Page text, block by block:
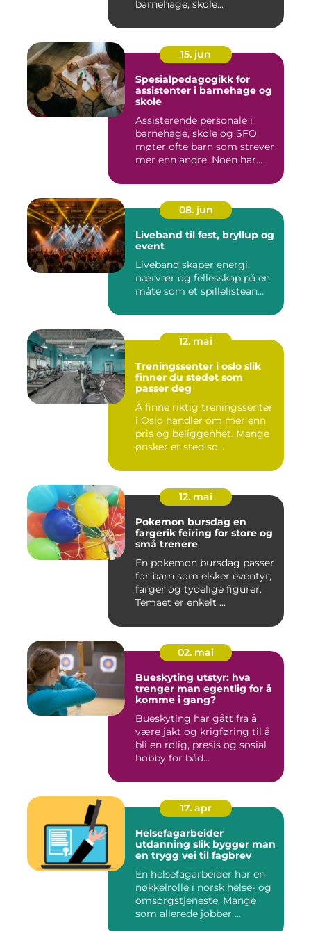
barnehage, skole...
15. jun
Spesialpedagogikk for
assistenter i barnehage og
skole
Assisterende personale i
barnehage, skole og SFO
møter ofte barn som strever
mer enn andre. Noen har...
08. jun
Liveband til fest, bryllup og
event
Liveband skaper energi,
nærvær og fellesskap på en
måte som et spillelistean...
12. mai
Treningssenter i oslo slik
finner du stedet som
passer deg
Å finne riktig treningssenter
i Oslo handler om mer enn
pris og beliggenhet. Mange
ønsker et sted so...
12. mai
Pokemon bursdag en
fargerik feiring for store og
små trenere
En pokemon bursdag passer
for barn som elsker eventyr,
farger og tydelige figurer.
Temaet er enkelt ...
02. mai
Bueskyting utstyr: hva
trenger man egentlig for å
komme i gang?
Bueskyting har gått fra å
være jakt og krigføring til å
bli en rolig, presis og sosial
hobby for båd...
17. apr
Helsefagarbeider
utdanning slik bygger man
en trygg vei til fagbrev
En helsefagarbeider har en
nøkkelrolle i norsk helse- og
omsorgstjeneste. Mange
som allerede jobber ...